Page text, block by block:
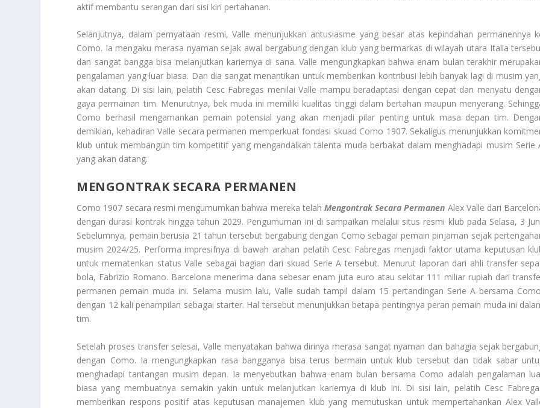
aktif membantu serangan dari sisi kiri pertahanan.
Selanjutnya, dalam pernyataan resmi, Valle menunjukkan antusiasme yang besar atas kepindahan permanennya
Como. Ia mengaku merasa nyaman sejak awal bergabung dengan klub yang bermarkas di wilayah utara Italia
dan sangat bangga bisa melanjutkan kariernya di sana. Valle mengungkapkan bahwa enam bulan terakhir
pengalaman yang luar biasa. Dan dia sangat menantikan untuk memberikan kontribusi lebih banyak lagi di musim
akan datang. Di sisi lain, pelatih Cesc Fabregas menilai Valle mampu beradaptasi dengan cepat dan menyatu
gaya permainan tim. Menurutnya, bek muda ini memiliki kualitas tinggi dalam bertahan maupun menyerang.
Como berhasil mengamankan pemain potensial yang akan menjadi pilar penting untuk masa depan tim.
demikian, kehadiran Valle secara permanen memperkuat fondasi skuad Como 1907. Sekaligus menunjukkan
klub untuk membangun tim kompetitif yang mengandalkan talenta muda berbakat dalam menghadapi musim Serie
yang akan datang.
MENGONTRAK SECARA PERMANEN
Como 1907 secara resmi mengumumkan bahwa mereka telahMengontrak Secara Permanen Alex Valle dari
dengan durasi kontrak hingga tahun 2029. Pengumuman ini di sampaikan melalui situs resmi klub pada Selasa, 3
Sebelumnya, pemain berusia 21 tahun tersebut bergabung dengan Como sebagai pemain pinjaman sejak
musim 2024/25. Performa impresifnya di bawah arahan pelatih Cesc Fabregas menjadi faktor utama keputusan
untuk mematenkan status Valle sebagai bagian dari skuad Serie A tersebut. Menurut laporan dari ahli transfer
bola, Fabrizio Romano. Barcelona menerima dana sebesar enam juta euro atau sekitar 111 miliar rupiah dari
permanen pemain muda ini. Selama musim lalu, Valle sudah tampil dalam 15 pertandingan Serie A bersama
dengan 12 kali penampilan sebagai starter. Hal tersebut menunjukkan betapa pentingnya peran pemain muda ini
tim.
Setelah proses transfer selesai, Valle menyatakan bahwa dirinya merasa sangat nyaman dan bahagia sejak
dengan Como. Ia mengungkapkan rasa bangganya bisa terus bermain untuk klub tersebut dan tidak sabar
menghadapi tantangan musim depan. Ia menyebutkan bahwa enam bulan bersama Como adalah pengalaman
biasa yang membuatnya semakin yakin untuk melanjutkan kariernya di klub ini. Di sisi lain, pelatih Cesc
memberikan respons positif atas keputusan manajemen klub yang memutuskan untuk mempertahankan Alex